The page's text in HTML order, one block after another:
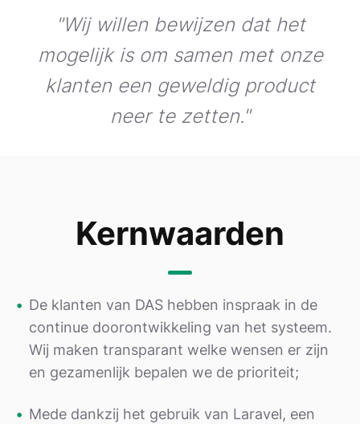
"Wij willen bewijzen dat het
mogelijk is om samen met onze
klanten een geweldig product
neer te zetten."
Kernwaarden
• De klanten van DAS hebben inspraak in de
continue doorontwikkeling van het systeem.
Wij maken transparant welke wensen er zijn
en gezamenlijk bepalen we de prioriteit;
• Mede dankzij het gebruik van Laravel, een